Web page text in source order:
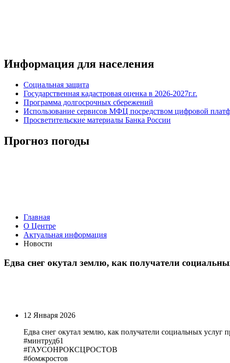
Информация для населения
Социальная защита
Государственная кадастровая оценка в 2026-2027г.г.
Программа долгосрочных сбережений
Использование сервисов МФЦ посредством цифровой
Просветительские материалы Банка России
Прогноз погоды
Главная
О Центре
Актуальная информация
Новости
Едва снег окутал землю, как получатели
12 Января 2026
Едва снег окутал землю, как получатели социальных
#минтруд61
#ГАУСОНРОКСЦРОСТОВ
#бомжростов